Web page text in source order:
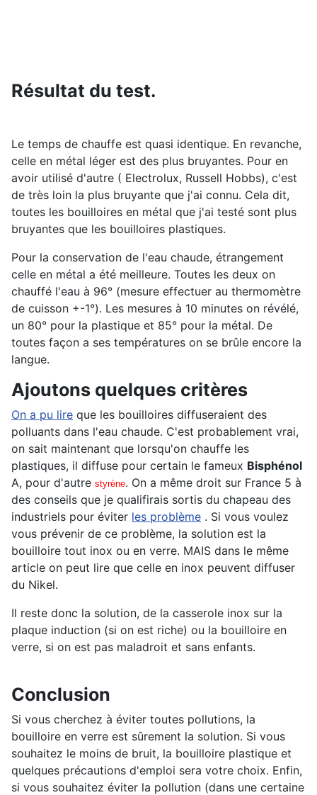
Résultat du test.
Le temps de chauffe est quasi identique. En revanche,
celle en métal léger est des plus bruyantes. Pour en
avoir utilisé d'autre ( Electrolux, Russell Hobbs), c'est
de très loin la plus bruyante que j'ai connu. Cela dit,
toutes les bouilloires en métal que j'ai testé sont plus
bruyantes que les bouilloires plastiques.
Pour la conservation de l'eau chaude, étrangement
celle en métal a été meilleure. Toutes les deux on
chauffé l'eau à 96° (mesure effectuer au thermomètre
de cuisson +-1°). Les mesures à 10 minutes on révélé,
un 80° pour la plastique et 85° pour la métal. De
toutes façon a ses températures on se brûle encore la
langue.
Ajoutons quelques critères
On a pu lire que les bouilloires diffuseraient des
polluants dans l'eau chaude. C'est probablement vrai,
on sait maintenant que lorsqu'on chauffe les
plastiques, il diffuse pour certain le fameux Bisphénol
A, pour d'autre styrène. On a même droit sur France 5 à
des conseils que je qualifirais sortis du chapeau des
industriels pour éviter les problème . Si vous voulez
vous prévenir de ce problème, la solution est la
bouilloire tout inox ou en verre. MAIS dans le même
article on peut lire que celle en inox peuvent diffuser
du Nikel.
Il reste donc la solution, de la casserole inox sur la
plaque induction (si on est riche) ou la bouilloire en
verre, si on est pas maladroit et sans enfants.
Conclusion
Si vous cherchez à éviter toutes pollutions, la
bouilloire en verre est sûrement la solution. Si vous
souhaitez le moins de bruit, la bouilloire plastique et
quelques précautions d'emploi sera votre choix. Enfin,
si vous souhaitez éviter la pollution (dans une certaine